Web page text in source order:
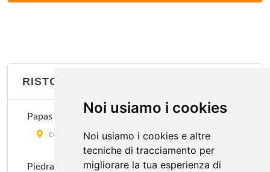
Noi usiamo i cookies
Noi usiamo i cookies e altre
tecniche di tracciamento per
migliorare la tua esperienza di
via Giovanni Schiapparelli 5, Milano
Jubin
via Bramante 26, Milano
Kota Radja
piazzale Francesco Baracca 6, Milano
RISTORANTI CARAIBICI
Papas and Beer
corso Italia 40, Milano
Piedra cafè